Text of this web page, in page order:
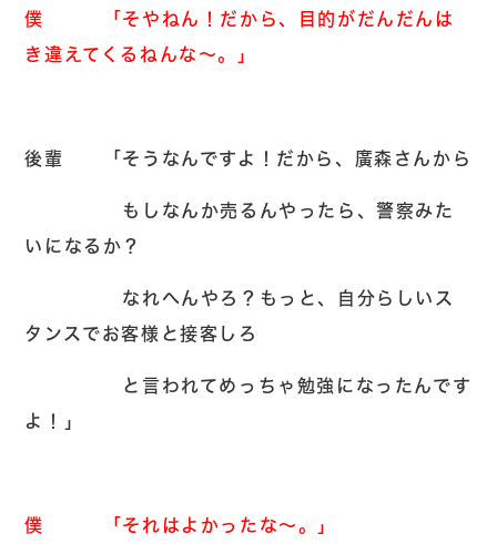
僕 「そやねん！だから、目的がだんだんは
き違えてくるねんな～。」
後輩 「そうなんですよ！だから、廣森さんから
もしなんか売るんやったら、警察みた
いになるか？
なれへんやろ？もっと、自分らしいス
タンスでお客様と接客しろ
と言われてめっちゃ勉強になったんです
よ！」
僕 「それはよかったな～。」